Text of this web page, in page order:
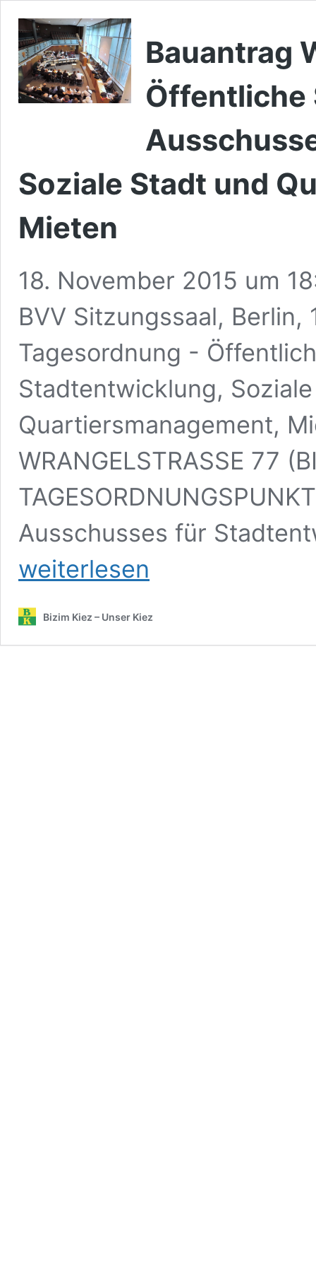
Bauantrag
Öffentliche
Soziale Stadt und
Mieten
18. November 2015 um
BVV Sitzungssaal, Berlin,
Tagesordnung -
Stadtentwicklung,
Quartiersmanagement,
WRANGELSTRASSE 77
Ausschusses für
weiterlesen
Bizim Kiez – Unser Kiez